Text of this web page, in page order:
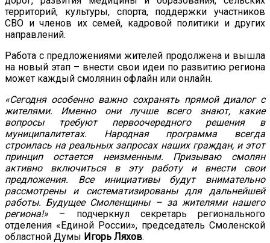
территорий, культуры, спорта, поддержки участников
СВО и членов их семей, кадровой политики и других
направлений.
Работа с предложениями жителей продолжена и вышла
на новый этап – внести свои идеи по развитию региона
может каждый смолянин офлайн или онлайн.
«Сегодня особенно важно сохранять прямой диалог с
жителями. Именно они лучше всего знают, какие
вопросы требуют первоочередного решения в
муниципалитетах. Народная программа всегда
строилась на реальных запросах наших граждан, и этот
принцип остается неизменным. Призываю смолян
активно включиться в эту работу и внести свои
предложения. Все инициативы будут внимательно
рассмотрены и систематизированы для дальнейшей
работы. Будущее Смоленщины – за жителями нашего
региона!» – подчеркнул секретарь регионального
отделения «Единой России», председатель Смоленской
областной Думы Игорь Ляхов.